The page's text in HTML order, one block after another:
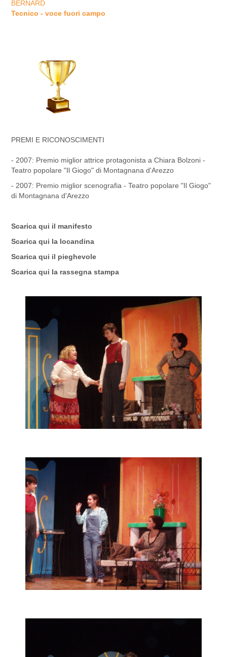
BERNARD
Tecnico - voce fuori campo
PREMI E RICONOSCIMENTI
- 2007: Premio miglior attrice protagonista a Chiara Bolzoni -
Teatro popolare "Il Giogo" di Montagnana d'Arezzo
- 2007: Premio miglior scenografia - Teatro popolare "Il Giogo"
di Montagnana d'Arezzo
Scarica qui il manifesto
Scarica qui la locandina
Scarica qui il pieghevole
Scarica qui la rassegna stampa